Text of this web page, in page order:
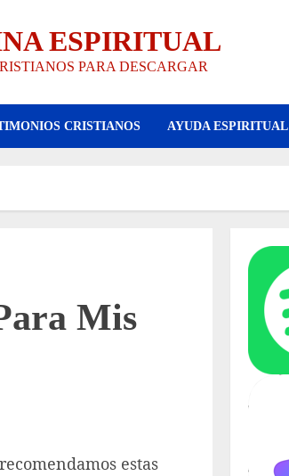
ESPIRITUAL
PARA DESCARGAR
CRISTIANOS AYUDA ESPIRITUAL
Mis
estas